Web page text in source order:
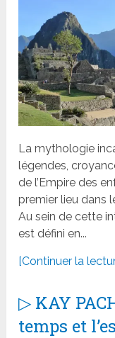
La mythologie
légendes,
de l’Empire des
premier lieu dans
Au sein de cette
est défini en...
[Continuer la
▷ KAY
temps et